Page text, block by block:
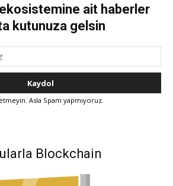
ait haberler
kutunuza gelsin
Asla Spam yapmıyoruz.
Blockchain